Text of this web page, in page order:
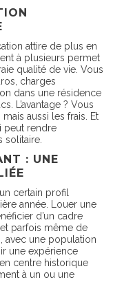
attire de plus en
à plusieurs permet
qualité de vie. Vous
charges
dans une résidence
L’avantage ? Vous
aussi les frais. Et
peut rendre
solitaire.
: UNE
certain profil
année. Louer une
d’un cadre
parfois même de
avec une population
une expérience
centre historique
à un ou une